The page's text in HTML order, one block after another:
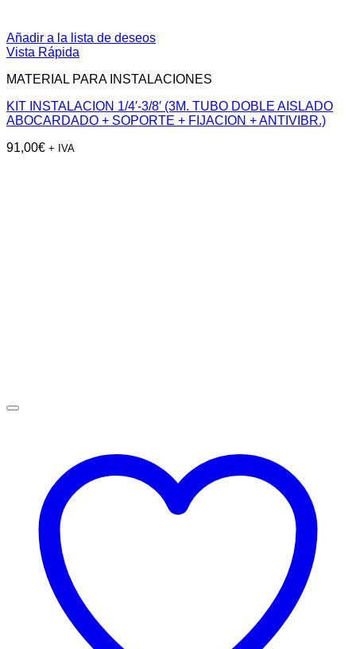
Añadir a la lista de deseos
Vista Rápida
MATERIAL PARA INSTALACIONES
KIT INSTALACION 1/4′-3/8′ (3M. TUBO DOBLE AISLADO
ABOCARDADO + SOPORTE + FIJACION + ANTIVIBR.)
91,00€ + IVA